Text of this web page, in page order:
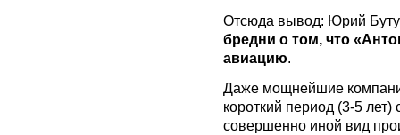
Отсюда вывод: Юрий
бредни о том, что
авиацию.
Даже мощнейшие
короткий период (3-5 лет)
совершенно иной вид